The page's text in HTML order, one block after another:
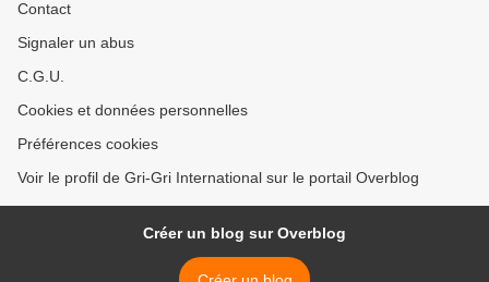
Contact
Signaler un abus
C.G.U.
Cookies et données personnelles
Préférences cookies
Voir le profil de Gri-Gri International sur le portail Overblog
Créer un blog sur Overblog